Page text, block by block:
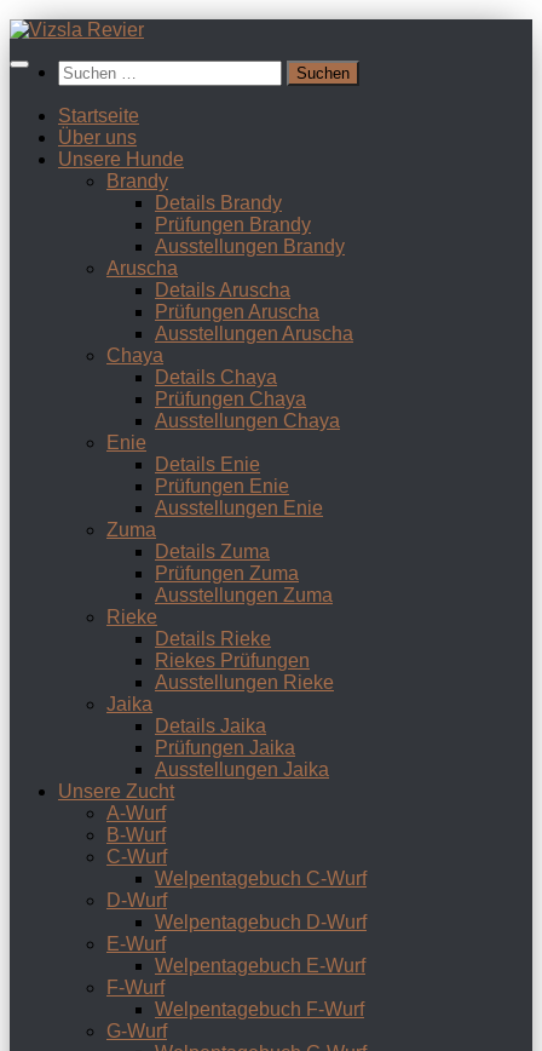
Zum
springenSuchen
nach:
Startseite
Über uns
Unsere Hunde
Brandy
Details Brandy
Prüfungen Brandy
Ausstellungen Brandy
Aruscha
Details Aruscha
Prüfungen Aruscha
Ausstellungen Aruscha
Chaya
Details Chaya
Prüfungen Chaya
Ausstellungen Chaya
Enie
Details Enie
Prüfungen Enie
Ausstellungen Enie
Zuma
Details Zuma
Prüfungen Zuma
Ausstellungen Zuma
Rieke
Details Rieke
Riekes Prüfungen
Ausstellungen Rieke
Jaika
Details Jaika
Prüfungen Jaika
Ausstellungen Jaika
Unsere Zucht
A-Wurf
B-Wurf
C-Wurf
Welpentagebuch C-Wurf
D-Wurf
Welpentagebuch D-Wurf
E-Wurf
Welpentagebuch E-Wurf
F-Wurf
Welpentagebuch F-Wurf
G-Wurf